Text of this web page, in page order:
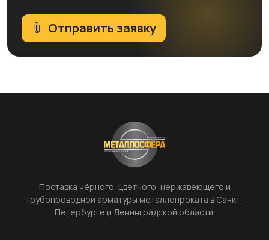
Отправить заявку
Поставка чёрного, цветного, нержавеющего и
трубопроводной арматуры металлопроката в Санкт-
Петербурге и Ленинградской области.